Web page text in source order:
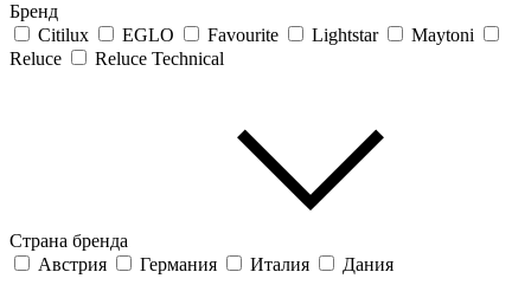
Бренд
Citilux
EGLO Favourite Lightstar
Maytoni
Reluce
Reluce Technical
Страна бренда
Австрия
Германия Италия Дания